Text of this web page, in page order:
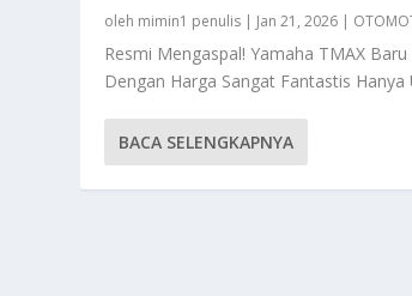
oleh mimin1 penulis | Jan 21, 2026 |
Resmi Mengaspal! Yamaha TMAX Baru
Dengan Harga Sangat Fantastis Hanya
BACA SELENGKAPNYA